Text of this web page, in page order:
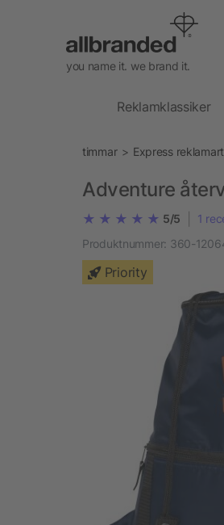
you name it. we brand it.
Reklamklassiker
timmar Express
Adventure
5/5 1
Produktnummer: 360-
Priority